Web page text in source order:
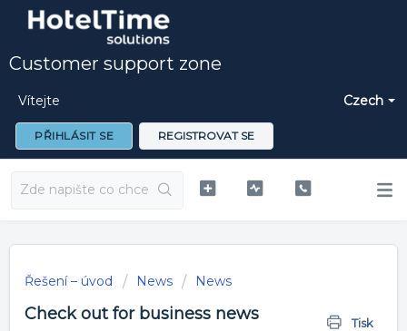
Customer support zone
Czech
Vítejte
PŘIHLÁSIT SE REGISTROVAT SE
Řešení – úvod News News
Check out for business news
Tisk